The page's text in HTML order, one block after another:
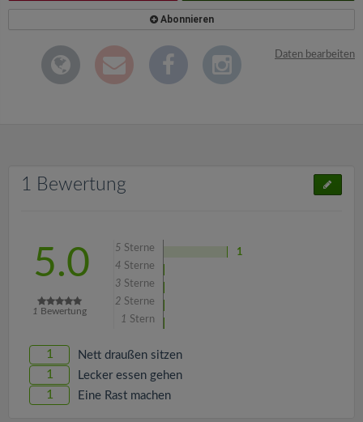
Abonnieren
Daten bearbeiten
1 Bewertung
5.0
1 Bewertung
5 Sterne
1
4 Sterne
3 Sterne
2 Sterne
1 Stern
1 Nett draußen sitzen
1 Lecker essen gehen
1 Eine Rast machen